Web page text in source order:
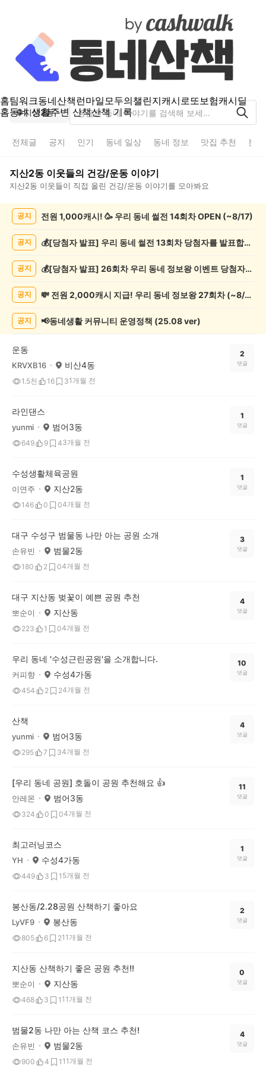
홈팀워크동네산책런마일모두의챌린지캐시로또보험캐시딜
홈동네 생활주변 산책산책 기록
지산2동
전체글 공지 인기 동네 일상 동네 정보 맛집 추천 분
지산2동 이웃들의 건강/운동 이야기
지산2동 이웃들이 직접 올린 건강/운동 이야기를 모아봐요
강/
목
공지 전원 1,000캐시! 🥳 우리 동네 썰전 14회차 OPEN (~8/17)
공지 💰[당첨자 발표] 우리 동네 썰전 13회차 당첨자를 발표합니다!
공지 💰[당첨자 발표] 26회차 우리 동네 정보왕 이벤트 당첨자를 발표합니다!
공지 💸 전원 2,000캐시 지급! 우리 동네 정보왕 27회차 (~8/10)
공지 📢동네생활 커뮤니티 운영정책 (25.08 ver)
운동
KRVXB16 비산4동
1.5천 16 31개월 전
2
댓글
라인댄스
yunmi 범어3동
649 9 43개월 전
1
댓글
수성생활체육공원
이연주 지산2동
146 0 04개월 전
1
댓글
대구 수성구 범물동 나만 아는 공원 소개
손유빈 범물2동
180 2 04개월 전
3
댓글
대구 지산동 벚꽃이 예쁜 공원 추천
뽀순이 지산동
223 1 04개월 전
4
댓글
우리 동네 '수성근린공원'을 소개합니다.
커피향 수성4가동
454 2 24개월 전
10
댓글
산책
yunmi 범어3동
295 7 34개월 전
4
댓글
[우리 동네 공원] 호돌이 공원 추천해요 👍
안레몬 범어3동
324 0 04개월 전
11
댓글
최고러닝코스
YH 수성4가동
449 3 1 5개월 전
1
댓글
봉산동/2.28공원 산책하기 좋아요
LyVF9 봉산동
805 6 211개월 전
2
댓글
지산동 산책하기 좋은 공원 추천!!
뽀순이 지산동
468 3 1 11개월 전
0
댓글
범물2동 나만 아는 산책 코스 추천!
손유빈 범물2동
900 4 1 11개월 전
4
댓글